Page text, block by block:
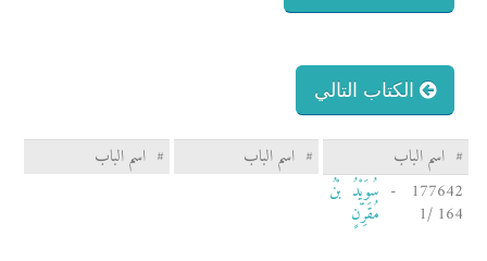
الكتاب التالي
# اسم الباب # اسم الباب # اسم الباب
177642 -
164 /1
سُوَيْدُ بْنُ
مُقَرِّنٍ